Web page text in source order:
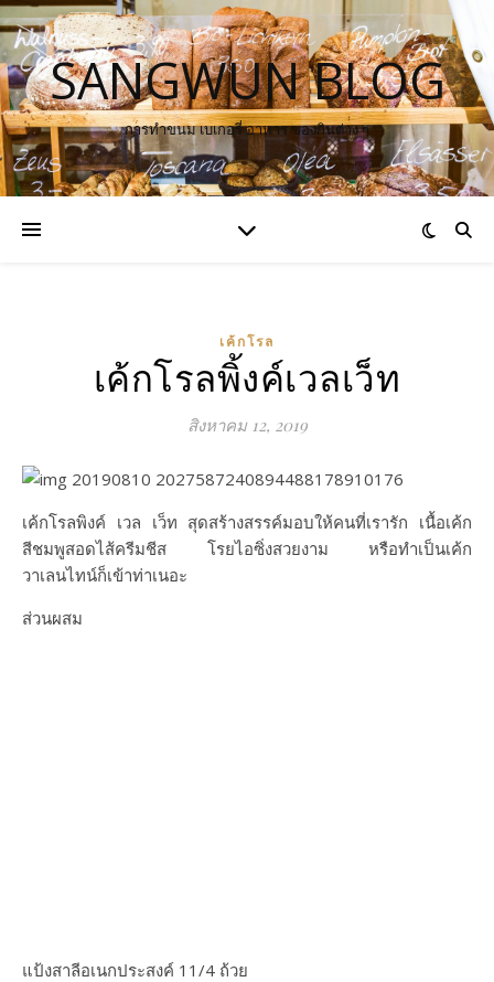
SANGWUN BLOG
การทำขนม เบเกอรี่ อาหาร ของกินต่าง ๆ
เค้กโรล
เค้กโรลพิ้งค์เวลเว็ท
สิงหาคม 12, 2019
เค้กโรลพิงค์ เวล เว็ท สุดสร้างสรรค์มอบให้คนที่เรารัก เนื้อเค้ก
สีชมพูสอดไส้ครีมชีส โรยไอซิ่งสวยงาม หรือทำเป็นเค้ก
วาเลนไทน์ก็เข้าท่าเนอะ
ส่วนผสม
แป้งสาลีอเนกประสงค์ 11/4 ถ้วย